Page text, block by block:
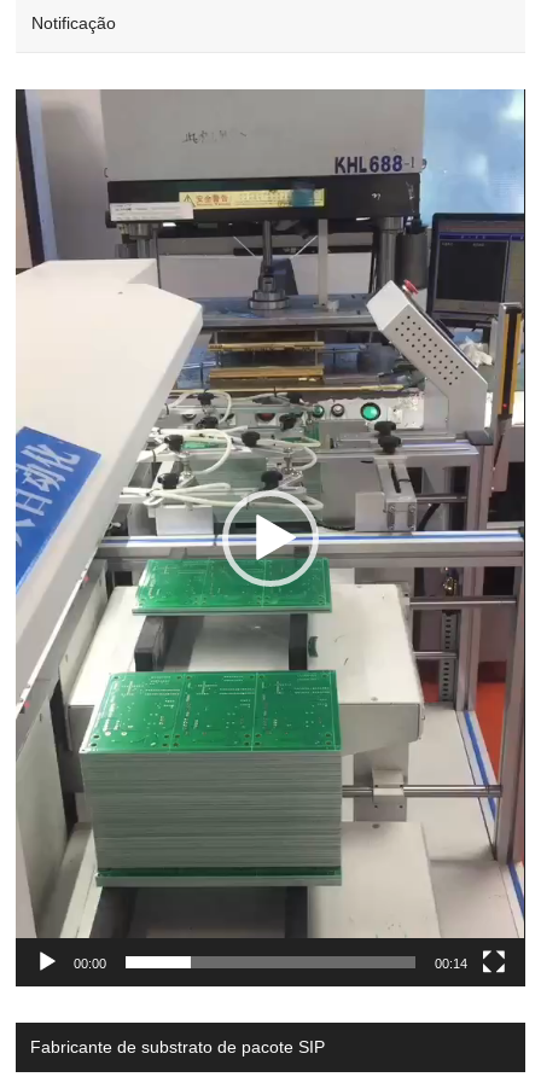
Notificação
Video
Player
00:00 00:14
Fabricante de substrato de pacote SIP